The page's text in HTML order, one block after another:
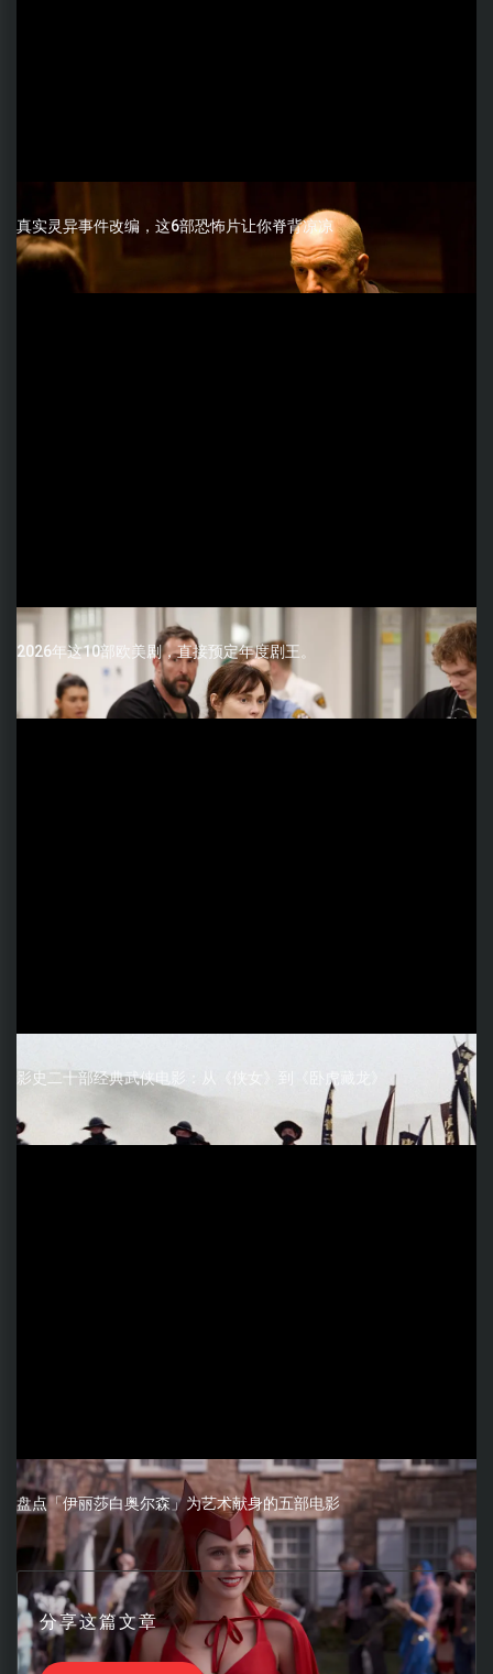
真实灵异事件改编，这6部恐怖片让你脊背凉凉
2026年这10部欧美剧，直接预定年度剧王。
影史二十部经典武侠电影：从《侠女》到《卧虎藏龙》
盘点「伊丽莎白奥尔森」为艺术献身的五部电影
分享这篇文章